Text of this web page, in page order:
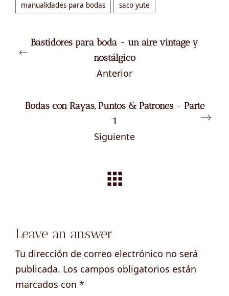
manualidades para bodas saco yute
Bastidores para boda - un aire vintage y
nostálgico
Anterior
Bodas con Rayas, Puntos & Patrones - Parte
1
Siguiente
Leave an answer
Tu dirección de correo electrónico no será
publicada. Los campos obligatorios están
marcados con *